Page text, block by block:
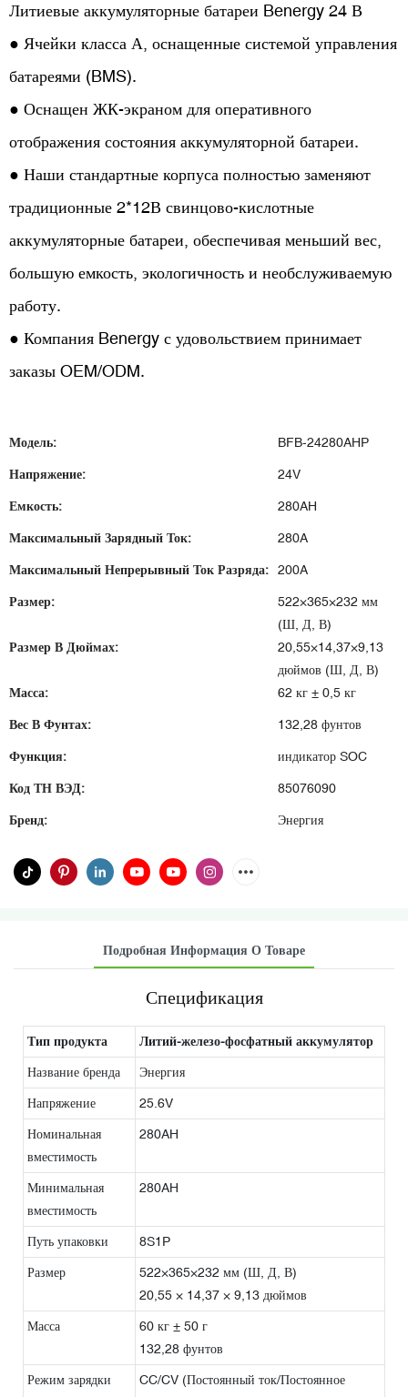
Литиевые аккумуляторные батареи Benergy 24 В
● Ячейки класса А, оснащенные системой управления
батареями (BMS).
● Оснащен ЖК-экраном для оперативного
отображения состояния аккумуляторной батареи.
● Наши стандартные корпуса полностью заменяют
традиционные 2*12В свинцово-кислотные
аккумуляторные батареи, обеспечивая меньший вес,
большую емкость, экологичность и необслуживаемую
работу.
● Компания Benergy с удовольствием принимает
заказы OEM/ODM.
Модель: BFB-24280AHP
Напряжение: 24V
Емкость: 280AH
Максимальный Зарядный Ток: 280A
Максимальный Непрерывный Ток Разряда: 200A
Размер:
522×365×232 мм
(Ш, Д, В)
Размер В Дюймах:
20,55×14,37×9,13
дюймов (Ш, Д, В)
Масса:
62 кг ± 0,5 кг
Вес В Фунтах: 132,28 фунтов
Функция: индикатор SOC
Код ТН ВЭД: 85076090
Бренд: Энергия
Подробная Информация О Товаре
Спецификация
Тип продукта Литий-железо-фосфатный аккумулятор
Название бренда Энергия
Напряжение 25.6V
Номинальная
вместимость
280AH
Минимальная
вместимость
280AH
Путь упаковки 8S1P
Размер
522×365×232 мм (Ш, Д, В)
20,55 × 14,37 × 9,13 дюймов
Масса
60 кг ± 50 г
132,28 фунтов
Режим зарядки
CC/CV (Постоянный ток/Постоянное